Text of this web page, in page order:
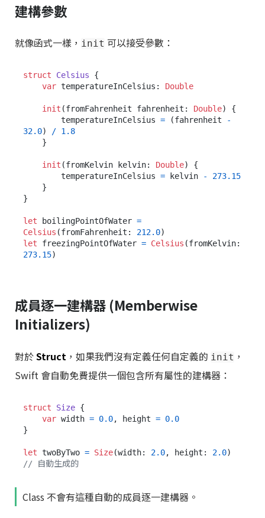
建構參數
就像函式一樣， init 可以接受參數：
struct Celsius {
var temperatureInCelsius: Double
init (fromFahrenheit fahrenheit : Double) {
        temperatureInCelsius
= (fahrenheit
-
32.0) / 1.8
init (fromKelvin kelvin: Double) {
        temperatureInCelsius
= kelvin -
273.15
}
let boilingPointOfWater =
Celsius (fromFahrenheit: 212.0
let freezingPointOfWater = Celsius
273.15
成員逐一建構器 (Memberwise
Initializers)
對於Struct ，如果我們沒有定義任何自定義的 init ，
Swift 會自動免費提供一個包含所有屬性的建構器：
struct Size {
var width = 0.0, height = 0.0
}
let twoByTwo = Size(width: 2.0, height: 2.0
// 自動生成的
Class 不會有這種自動的成員逐一建構器。